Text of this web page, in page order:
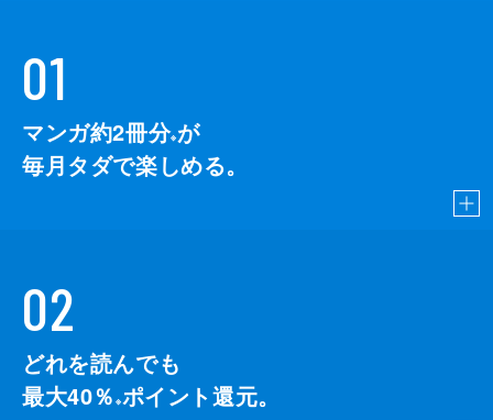
01
マンガ約2冊分※が
毎月タダで楽しめる。
02
どれを読んでも
最大40％ ※ポイント還元。